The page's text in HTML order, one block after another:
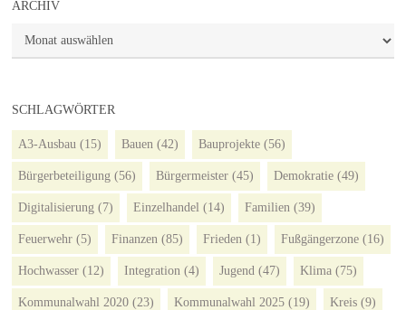
ARCHIV
Archiv
SCHLAGWÖRTER
A3-Ausbau (15) Bauen (42) Bauprojekte (56)
Bürgerbeteiligung (56) Bürgermeister (45) Demokratie (49)
Digitalisierung (7) Einzelhandel (14) Familien (39)
Feuerwehr (5) Finanzen (85) Frieden (1) Fußgängerzone (16)
Hochwasser (12) Integration (4) Jugend (47) Klima (75)
Kommunalwahl 2020 (23) Kommunalwahl 2025 (19) Kreis (9)